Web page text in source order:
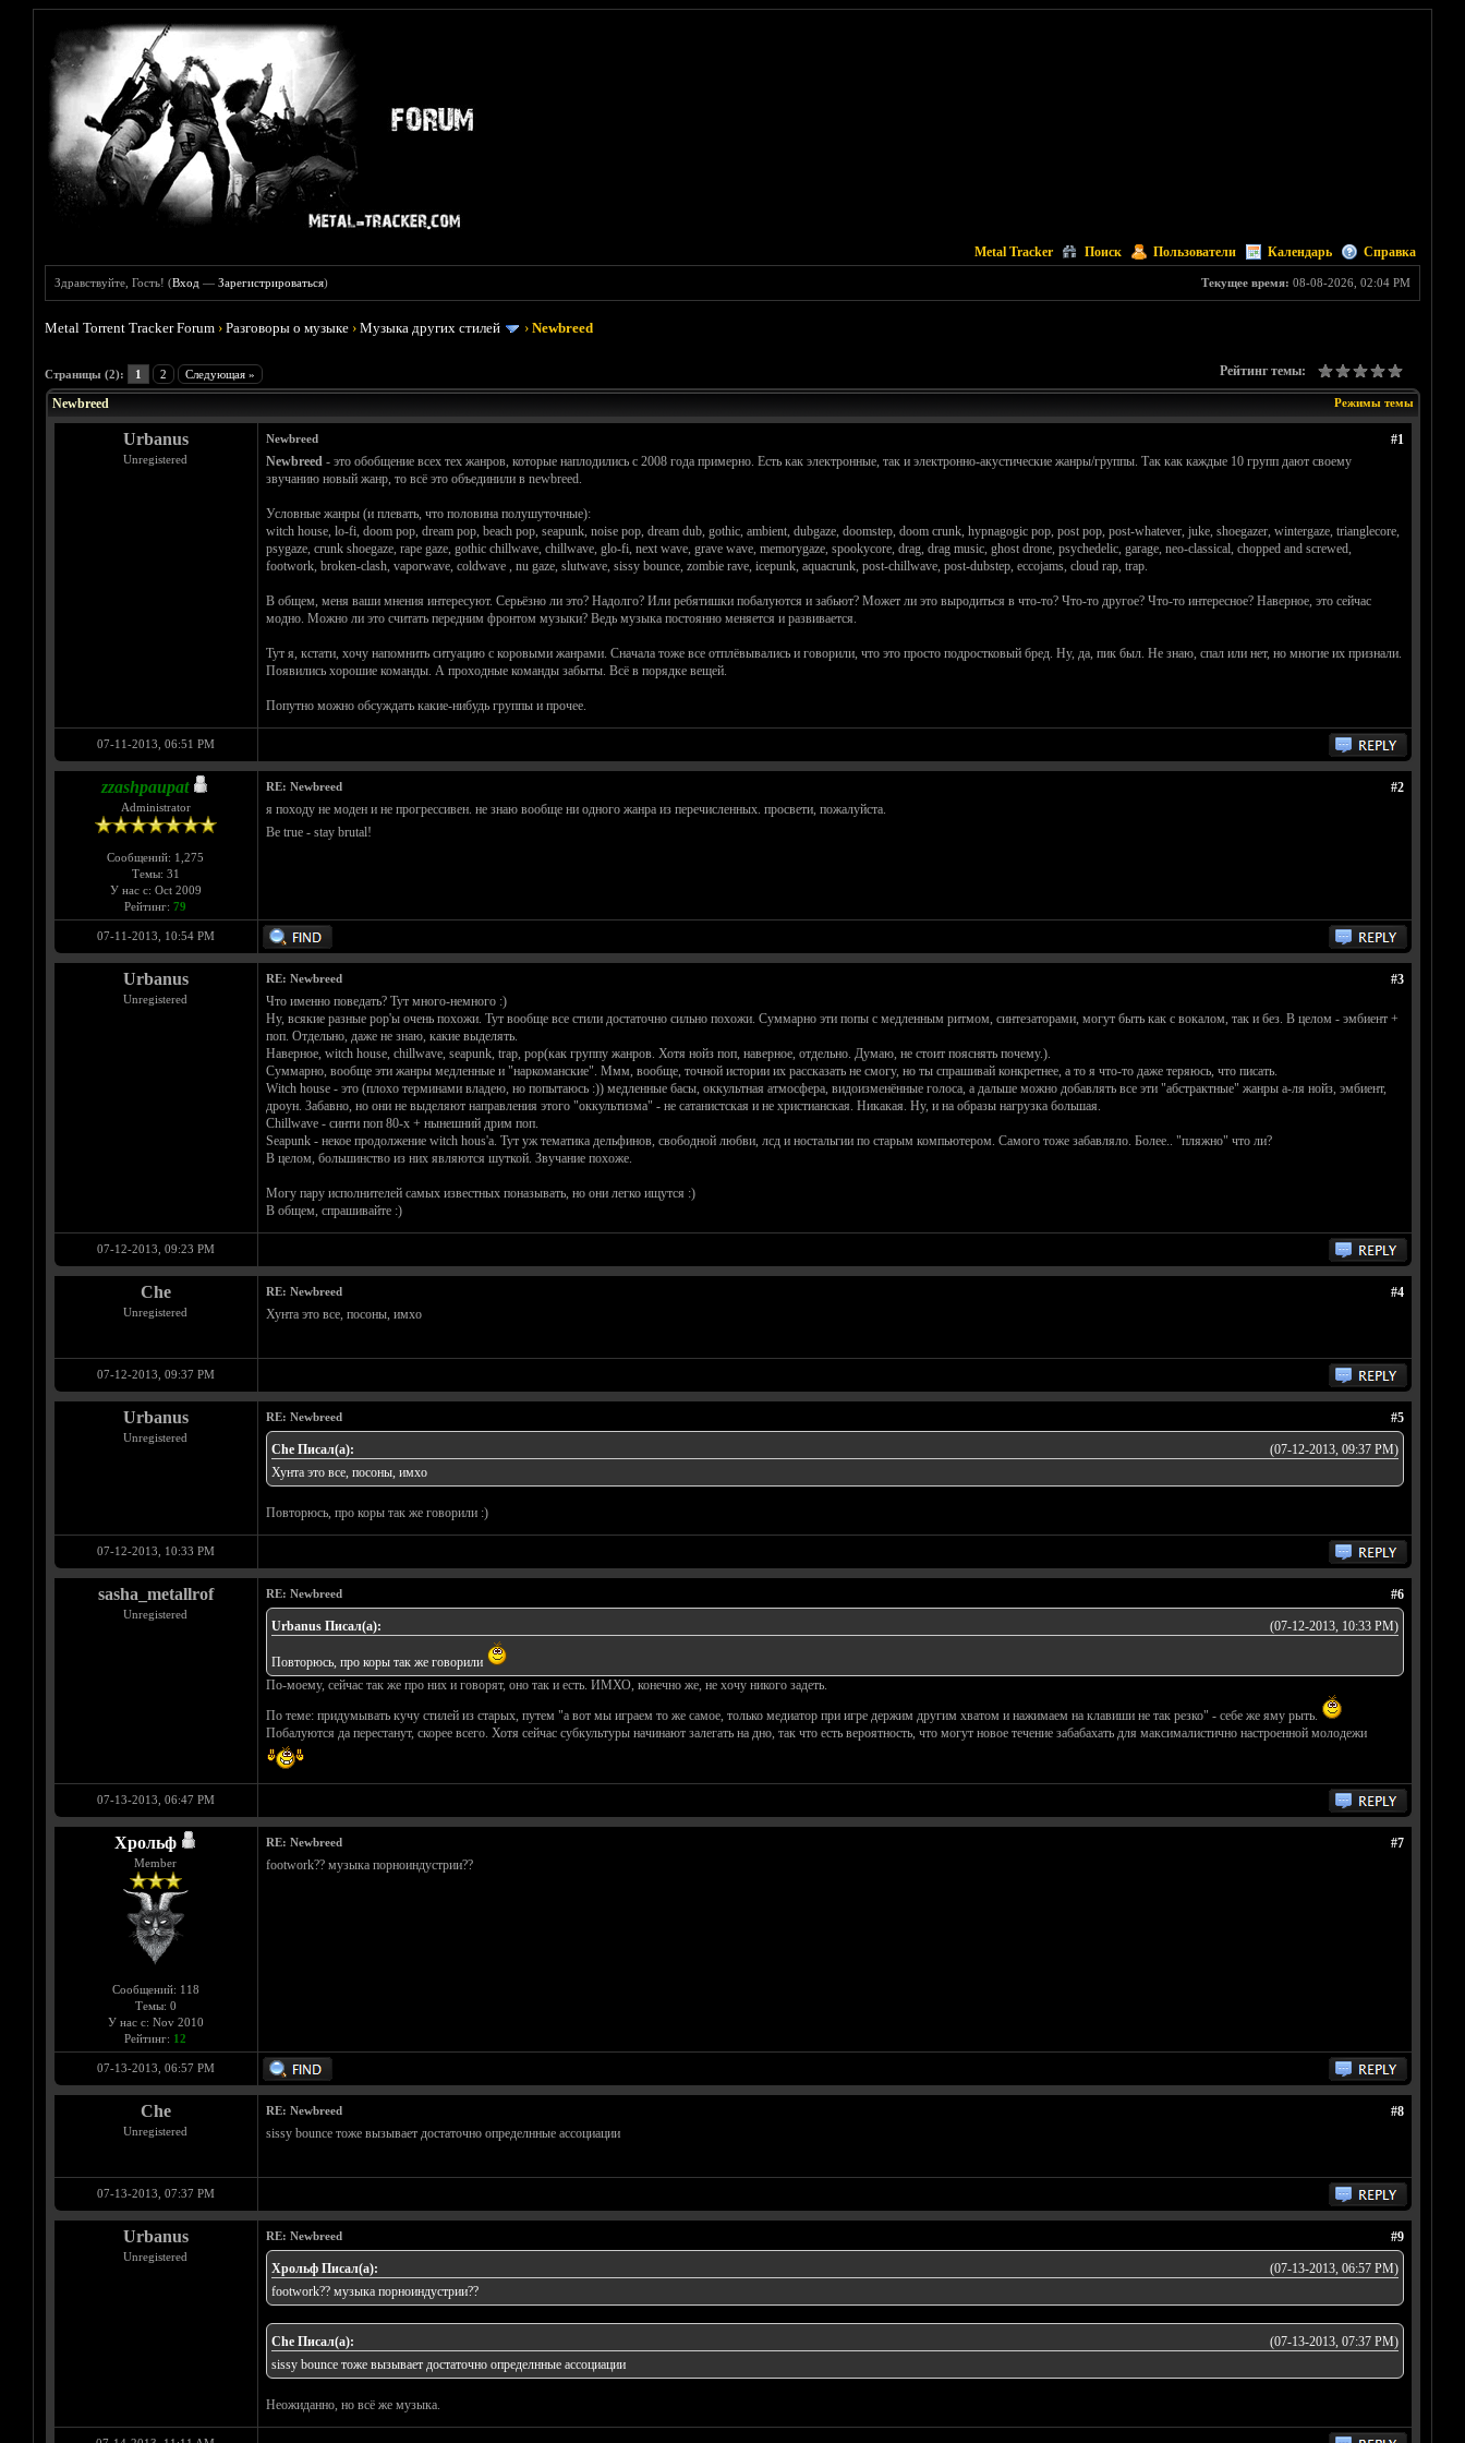
Metal Tracker Поиск Пользователи Календарь Справка
Текущее время: 08-08-2026, 02:04 PM
Здравствуйте, Гость! (Вход —Зарегистрироваться)
Metal Torrent Tracker Forum ›Разговоры о музыке ›Музыка других стилей ›Newbreed
Страницы (2): 1 2 Следующая » Рейтинг темы:
Голосов: 0 - Средняя оценка: 0
1
2
3
4
5
Режимы темы
Newbreed
Urbanus
Unregistered
#1
Newbreed
Newbreed- это обобщение всех тех жанров, которые наплодились с 2008 года примерно. Есть как электронные, так и электронно-акустические жанры/группы. Так как каждые 10 групп дают своему
звучанию новый жанр, то всё это объединили в newbreed.
Условные жанры (и плевать, что половина полушуточные):
witch house, lo-fi, doom pop, dream pop, beach pop, seapunk, noise pop, dream dub, gothic, ambient, dubgaze, doomstep, doom crunk, hypnagogic pop, post pop, post-whatever, juke, shoegazer, wintergaze, trianglecore,
psygaze, crunk shoegaze, rape gaze, gothic chillwave, chillwave, glo-fi, next wave, grave wave, memorygaze, spookycore, drag, drag music, ghost drone, psychedelic, garage, neo-classical, chopped and screwed,
footwork, broken-clash, vaporwave, coldwave , nu gaze, slutwave, sissy bounce, zombie rave, icepunk, aquacrunk, post-chillwave, post-dubstep, eccojams, cloud rap, trap.
В общем, меня ваши мнения интересуют. Серьёзно ли это? Надолго? Или ребятишки побалуются и забьют? Может ли это выродиться в что-то? Что-то другое? Что-то интересное? Наверное, это сейчас
модно. Можно ли это считать передним фронтом музыки? Ведь музыка постоянно меняется и развивается.
Тут я, кстати, хочу напомнить ситуацию с коровыми жанрами. Сначала тоже все отплёвывались и говорили, что это просто подростковый бред. Ну, да, пик был. Не знаю, спал или нет, но многие их признали.
Появились хорошие команды. А проходные команды забыты. Всё в порядке вещей.
Попутно можно обсуждать какие-нибудь группы и прочее.
07-11-2013, 06:51 PM
zzashpaupat
Administrator
Сообщений: 1,275
Темы: 31
У нас с: Oct 2009
Рейтинг: 79
#2
RE: Newbreed
я походу не моден и не прогрессивен. не знаю вообще ни одного жанра из перечисленных. просвети, пожалуйста.
Be true - stay brutal!
07-11-2013, 10:54 PM
Urbanus
Unregistered
#3
RE: Newbreed
Что именно поведать? Тут много-немного :)
Ну, всякие разные pop'ы очень похожи. Тут вообще все стили достаточно сильно похожи. Суммарно эти попы с медленным ритмом, синтезаторами, могут быть как с вокалом, так и без. В целом - эмбиент +
поп. Отдельно, даже не знаю, какие выделять.
Наверное, witch house, chillwave, seapunk, trap, pop(как группу жанров. Хотя нойз поп, наверное, отдельно. Думаю, не стоит пояснять почему.).
Суммарно, вообще эти жанры медленные и "наркоманские". Ммм, вообще, точной истории их рассказать не смогу, но ты спрашивай конкретнее, а то я что-то даже теряюсь, что писать.
Witch house - это (плохо терминами владею, но попытаюсь :)) медленные басы, оккультная атмосфера, видоизменённые голоса, а дальше можно добавлять все эти "абстрактные" жанры а-ля нойз, эмбиент,
дроун. Забавно, но они не выделяют направления этого "оккультизма" - не сатанистская и не христианская. Никакая. Ну, и на образы нагрузка большая.
Chillwave - синти поп 80-х + нынешний дрим поп.
Seapunk - некое продолжение witch hous'a. Тут уж тематика дельфинов, свободной любви, лсд и ностальгии по старым компьютером. Самого тоже забавляло. Более.. "пляжно" что ли?
В целом, большинство из них являются шуткой. Звучание похоже.
Могу пару исполнителей самых известных поназывать, но они легко ищутся :)
В общем, спрашивайте :)
07-12-2013, 09:23 PM
Che
Unregistered
#4
RE: Newbreed
Хунта это все, посоны, имхо
07-12-2013, 09:37 PM
Urbanus
Unregistered
#5
RE: Newbreed
(07-12-2013, 09:37 PM)
Che Писал(а):
Хунта это все, посоны, имхо
Повторюсь, про коры так же говорили :)
07-12-2013, 10:33 PM
sasha_metallrof
Unregistered
#6
RE: Newbreed
(07-12-2013, 10:33 PM)
Urbanus Писал(а):
Повторюсь, про коры так же говорили
По-моему, сейчас так же про них и говорят, оно так и есть. ИМХО, конечно же, не хочу никого задеть.
По теме: придумывать кучу стилей из старых, путем "а вот мы играем то же самое, только медиатор при игре держим другим хватом и нажимаем на клавиши не так резко" - себе же яму рыть.
Побалуются да перестанут, скорее всего. Хотя сейчас субкультуры начинают залегать на дно, так что есть вероятность, что могут новое течение забабахать для максималистично настроенной молодежи
07-13-2013, 06:47 PM
Хрольф
Member
Сообщений: 118
Темы: 0
У нас с: Nov 2010
Рейтинг: 12
#7
RE: Newbreed
footwork?? музыка порноиндустрии??
07-13-2013, 06:57 PM
Che
Unregistered
#8
RE: Newbreed
sissy bounce тоже вызывает достаточно определнные ассоциации
07-13-2013, 07:37 PM
Urbanus
Unregistered
#9
RE: Newbreed
(07-13-2013, 06:57 PM)
Хрольф Писал(а):
footwork?? музыка порноиндустрии??
(07-13-2013, 07:37 PM)
Che Писал(а):
sissy bounce тоже вызывает достаточно определнные ассоциации
Неожиданно, но всё же музыка.